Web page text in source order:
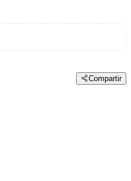
Compartir